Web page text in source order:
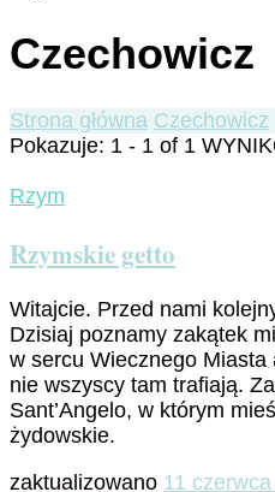
Czechowicz
Strona główna Czechowicz
Pokazuje: 1 - 1 of 1
Rzym
Rzymskie getto
Witajcie. Przed nami
Dzisiaj poznamy zakątek
w sercu Wiecznego
nie wszyscy tam trafiają.
Sant’Angelo, w którym
żydowskie.
zaktualizowano 11